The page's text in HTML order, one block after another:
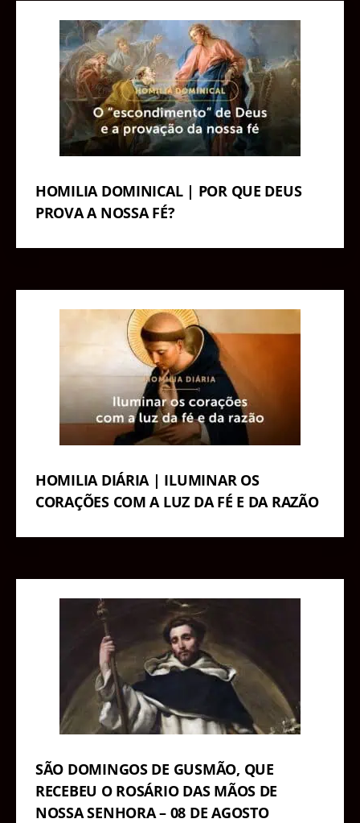
HOMILIA DOMINICAL | POR QUE DEUS
PROVA A NOSSA FÉ?
HOMILIA DIÁRIA | ILUMINAR OS
CORAÇÕES COM A LUZ DA FÉ E DA RAZÃO
SÃO DOMINGOS DE GUSMÃO, QUE
RECEBEU O ROSÁRIO DAS MÃOS DE
NOSSA SENHORA – 08 DE AGOSTO